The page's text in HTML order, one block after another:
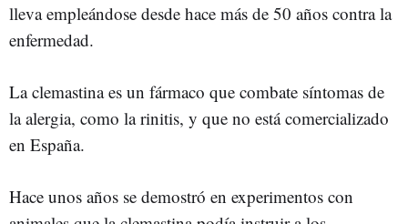
lleva empleándose desde hace más de 50 años contra la
enfermedad.
La clemastina es un fármaco que combate síntomas de
la alergia, como la rinitis, y que no está comercializado
en España.
Hace unos años se demostró en experimentos con